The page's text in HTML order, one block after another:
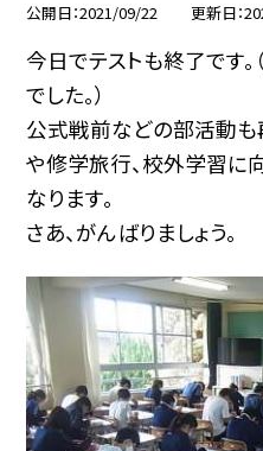
公開日 2021/09/22 更新日
今日でテストも終了です
でした。）
公式戦前などの部活動も
や修学旅行、校外学習に
なります。
さあ、がんばりましょう。